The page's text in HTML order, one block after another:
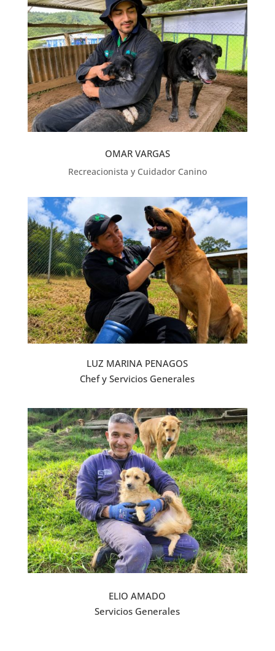
OMAR VARGAS
Recreacionista y Cuidador Canino
LUZ MARINA PENAGOS
Chef y Servicios Generales
ELIO AMADO
Servicios Generales